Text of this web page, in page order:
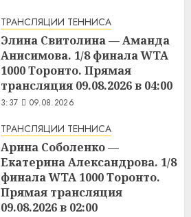
ТРАНСЛЯЦИИ ТЕННИСА
Элина Свитолина — Аманда
Анисимова. 1/8 финала WTA
1000 Торонто. Прямая
трансляция 09.08.2026 в 04:00
3:37 09.08.2026
ТРАНСЛЯЦИИ ТЕННИСА
Арина Соболенко —
Екатерина Александрова. 1/8
финала WTA 1000 Торонто.
Прямая трансляция
09.08.2026 в 02:00